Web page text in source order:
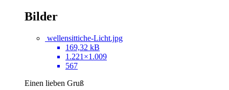
Bilder
wellensittiche-Licht.jpg
169,32 kB
1.221×1.009
567
Einen lieben Gruß